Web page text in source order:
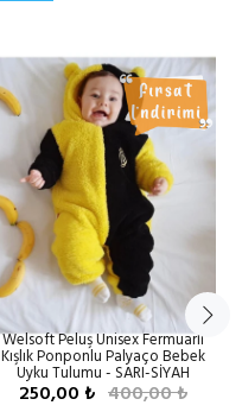
Welsoft Peluş Unisex Fermuarlı
Kışlık Ponponlu Palyaço Bebek
Uyku Tulumu - SARI-SİYAH
250,00 ₺ 400,00 ₺